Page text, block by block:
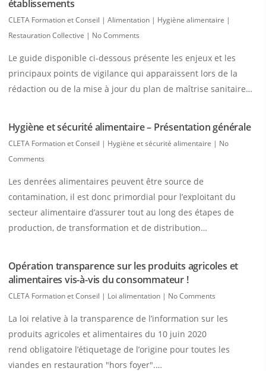
établissements
CLETA Formation et Conseil | Alimentation | Hygiène alimentaire |
Restauration Collective | No Comments
Le guide disponible ci-dessous présente les enjeux et les
principaux points de vigilance qui apparaissent lors de la
rédaction ou de la mise à jour du plan de maîtrise sanitaire…
Hygiène et sécurité alimentaire – Présentation générale
CLETA Formation et Conseil | Hygiène et sécurité alimentaire | No
Comments
Les denrées alimentaires peuvent être source de
contamination, il est donc primordial pour l’exploitant du
secteur alimentaire d’assurer tout au long des étapes de
production, de transformation et de distribution…
Opération transparence sur les produits agricoles et
alimentaires vis-à-vis du consommateur !
CLETA Formation et Conseil | Loi alimentation | No Comments
La loi relative à la transparence de l’information sur les
produits agricoles et alimentaires du 10 juin 2020
rend obligatoire l’étiquetage de l’origine pour toutes les
viandes en restauration "hors foyer".…